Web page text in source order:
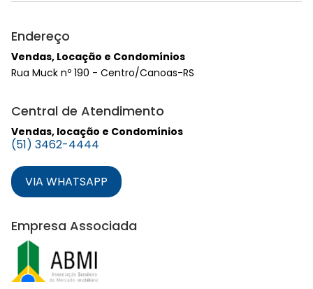
Endereço
Vendas, Locação e Condomínios
Rua Muck nº 190 - Centro/Canoas-RS
Central de Atendimento
Vendas, locação e Condomínios
(51) 3462-4444
VIA WHATSAPP
Empresa Associada